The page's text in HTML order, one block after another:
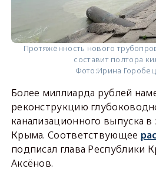
Протяжённость нового
составит полтора
Фото:Ирина
Более миллиарда рублей
реконструкцию
канализационного выпуска в
Крыма. Соответствующее
подписал глава Республики
Аксёнов.